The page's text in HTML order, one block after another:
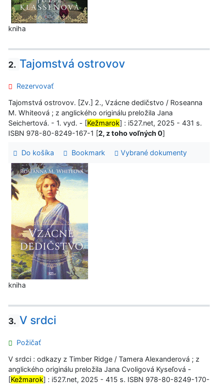
kniha
2. Tajomstvá ostrovov
Rezervovať
Tajomstvá ostrovov. [Zv.] 2., Vzácne dedičstvo / Roseanna
M. Whiteová ; z anglického originálu preložila Jana
Seichertová. - 1. vyd. - [Kežmarok] : i527.net, 2025 - 431 s.
ISBN 978-80-8249-167-1 [2, z toho voľných 0]
Do košíka Bookmark Vybrané dokumenty
kniha
3. V srdci
Požičať
V srdci : odkazy z Timber Ridge / Tamera Alexanderová ; z
anglického originálu preložila Jana Cvoligová Kyseľová -
[Kežmarok] : i527.net, 2025 - 415 s. ISBN 978-80-8249-170-